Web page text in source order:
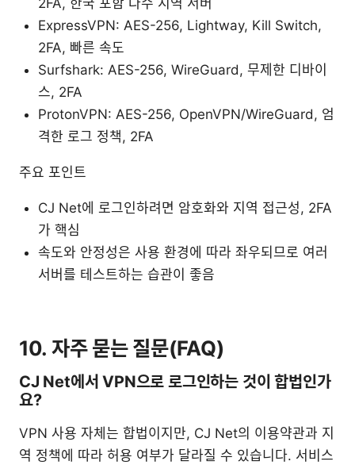
2FA, 한국 포함 다수 지역 서버
ExpressVPN: AES-256, Lightway, Kill Switch,
2FA, 빠른 속도
Surfshark: AES-256, WireGuard, 무제한 디바이
스, 2FA
ProtonVPN: AES-256, OpenVPN/WireGuard, 엄
격한 로그 정책, 2FA
주요 포인트
CJ Net에 로그인하려면 암호화와 지역 접근성, 2FA
가 핵심
속도와 안정성은 사용 환경에 따라 좌우되므로 여러
서버를 테스트하는 습관이 좋음
10. 자주 묻는 질문(FAQ)
CJ Net에서 VPN으로 로그인하는 것이 합법인가
요?
VPN 사용 자체는 합법이지만, CJ Net의 이용약관과 지
역 정책에 따라 허용 여부가 달라질 수 있습니다. 서비스